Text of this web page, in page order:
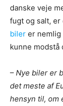
danske veje
fugt og salt,
biler er
kunne modstå
– Nye biler er
det meste af
hensyn til, om